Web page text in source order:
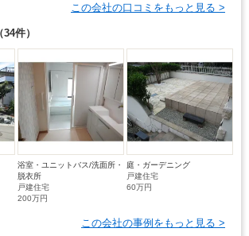
この会社の口コミをもっと見る >
（34件）
浴室・ユニットバス/洗面所・
脱衣所
戸建住宅
200万円
庭・ガーデニング
戸建住宅
60万円
この会社の事例をもっと見る >